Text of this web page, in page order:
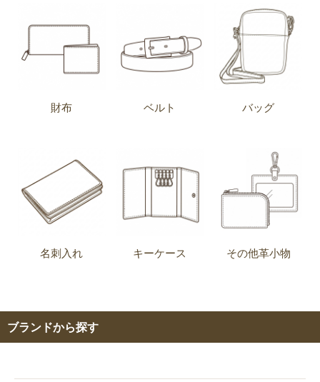
財布 ベルト バッグ
名刺入れ キーケース その他革小物
ブランドから探す